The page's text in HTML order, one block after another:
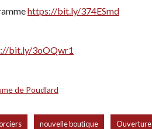
https://bit.ly/374ESmd
bit.ly/3oOQwr1
nouvelle boutique Ouverture